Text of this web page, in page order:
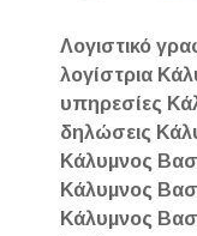
Λογιστικό
λογίστρια
υπηρεσίες
δηλώσεις
Κάλυμνος
Κάλυμνος
Κάλυμνος